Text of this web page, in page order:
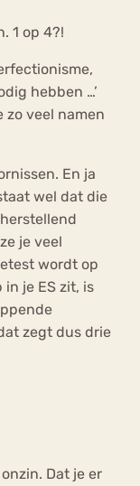
1 op 4?!
hebben …’
zo veel namen
En ja
wel dat die
je veel
wordt op
je ES zit, is
zegt dus drie
Dat je er